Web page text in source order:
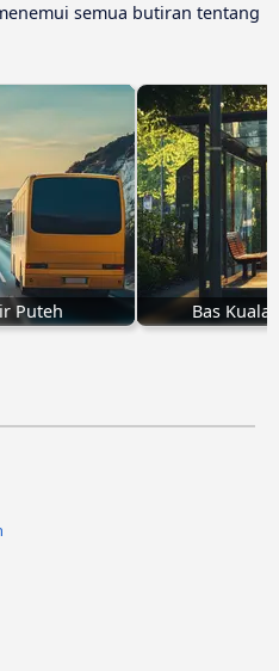
semua butiran tentang
Puteh Bas